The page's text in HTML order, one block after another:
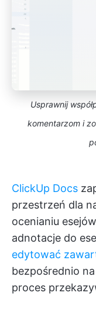
Usprawnij
komentarzom i
ClickUp Docs
przestrzeń dla
ocenianiu
adnotacje do
edytować
bezpośrednio
proces